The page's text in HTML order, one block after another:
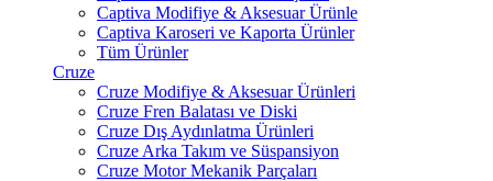
Captiva Modifiye & Aksesuar Ürünle
Captiva Karoseri ve Kaporta Ürünler
Tüm Ürünler
Cruze
Cruze Modifiye & Aksesuar Ürünleri
Cruze Fren Balatası ve Diski
Cruze Dış Aydınlatma Ürünleri
Cruze Arka Takım ve Süspansiyon
Cruze Motor Mekanik Parçaları